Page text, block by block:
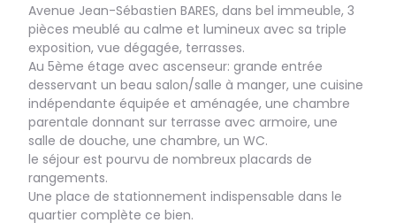
Avenue Jean-Sébastien BARES, dans bel immeuble, 3
pièces meublé au calme et lumineux avec sa triple
exposition, vue dégagée, terrasses.
Au 5ème étage avec ascenseur: grande entrée
desservant un beau salon/salle à manger, une cuisine
indépendante équipée et aménagée, une chambre
parentale donnant sur terrasse avec armoire, une
salle de douche, une chambre, un WC.
le séjour est pourvu de nombreux placards de
rangements.
Une place de stationnement indispensable dans le
quartier complète ce bien.